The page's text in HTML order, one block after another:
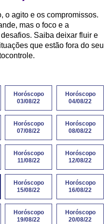
o agito e os compromissos.
mas o foco e a
Saiba deixar fluir e
que estão fora do seu
Horóscopo
03/08/22
Horóscopo
04/08/22
Horóscopo
07/08/22
Horóscopo
08/08/22
Horóscopo
11/08/22
Horóscopo
12/08/22
Horóscopo
15/08/22
Horóscopo
16/08/22
Horóscopo
19/08/22
Horóscopo
20/08/22